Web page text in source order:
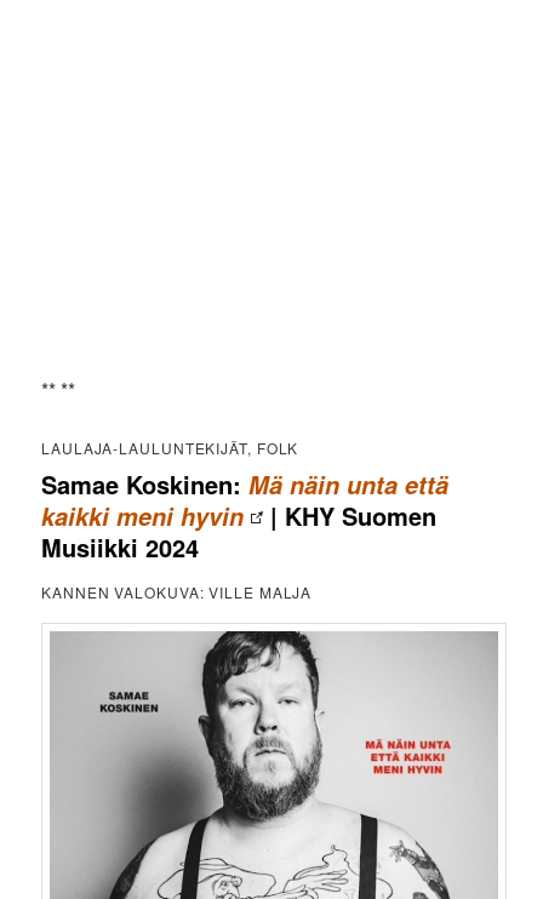
** **
LAULAJA-LAULUNTEKIJÄT, FOLK
Samae Koskinen:Mä näin unta että
kaikki meni hyvin
| KHY Suomen
Musiikki 2024
KANNEN VALOKUVA: VILLE MALJA